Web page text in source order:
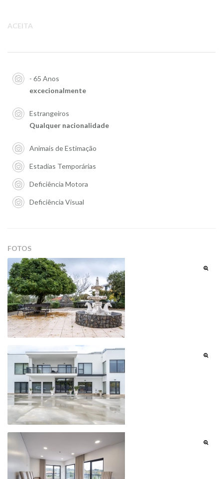
ACEITA
- 65 Anos
excecionalmente
Estrangeiros
Qualquer nacionalidade
Animais de Estimação
Estadias Temporárias
Deficiência Motora
Deficiência Visual
FOTOS